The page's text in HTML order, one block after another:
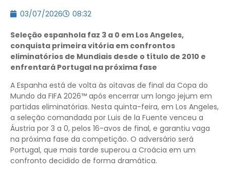
03/07/2026 08:32
Seleção espanhola faz 3 a 0 em Los Angeles,
conquista primeira vitória em confrontos
eliminatórios de Mundiais desde o título de 2010 e
enfrentará Portugal na próxima fase
A Espanha está de volta às oitavas de final da Copa do
Mundo da FIFA 2026™ após encerrar um longo jejum em
partidas eliminatórias. Nesta quinta-feira, em Los Angeles,
a seleção comandada por Luis de la Fuente venceu a
Áustria por 3 a 0, pelos 16-avos de final, e garantiu vaga
na próxima fase da competição. O adversário será
Portugal, que mais tarde superou a Croácia em um
confronto decidido de forma dramática.